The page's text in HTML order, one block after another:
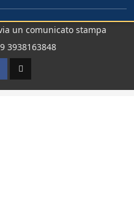
un comunicato stampa
3938163848
TikTok